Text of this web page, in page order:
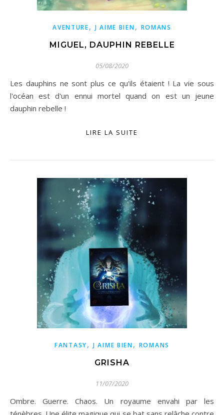
AVENTURE, J AIME BIEN, ROMANS
MIGUEL, DAUPHIN REBELLE
05/08/2020
Les dauphins ne sont plus ce qu'ils étaient ! La vie sous
l'océan est d'un ennui mortel quand on est un jeune
dauphin rebelle !
LIRE LA SUITE
FANTASY, J AIME BIEN, ROMANS
GRISHA
11/07/2020
Ombre. Guerre. Chaos. Un royaume envahi par les